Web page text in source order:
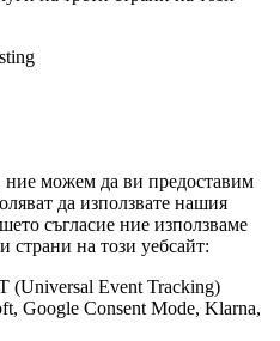
можем да ви предоставим
да използвате нашия
съгласие ние използваме
страни на този уебсайт:
(Universal Event Tracking)
Google Consent Mode, Klarna,